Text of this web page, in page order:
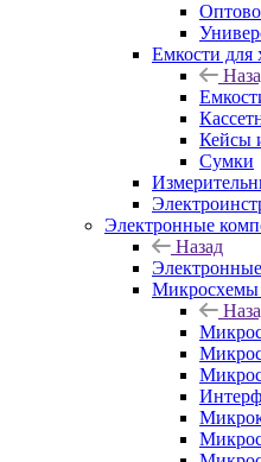
Емкости для
Кейсы
Сумки
Электронные
Назад
Микросхемы